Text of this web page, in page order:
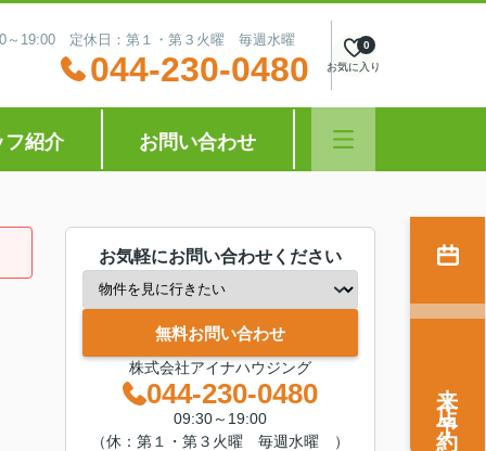
～19:00 定休日：第１・第３火曜 毎週水曜
044-230-0480 お気に入り
0
フ紹介 お問い合わせ
お気軽にお問い合わせください
無料お問い合わせ
株式会社アイナハウジング
044-230-0480
09:30～19:00
（休：第１・第３火曜 毎週水曜 ）
来店予約